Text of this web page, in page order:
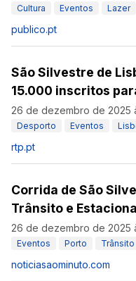
Cultura Eventos Lazer
publico.pt
São Silvestre de
15.000 inscritos
26 de dezembro de 2025
Desporto Eventos
rtp.pt
Corrida de São
Trânsito e
26 de dezembro de 2025
Eventos Porto Trânsito
noticiasaominuto.com